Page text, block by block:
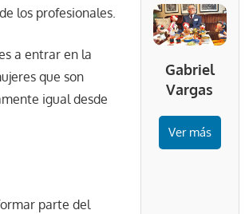
los profesionales.
a entrar en la
que son
igual desde
parte del
Gabriel
Vargas
Ver más